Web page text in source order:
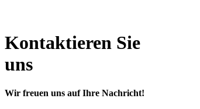
Kontaktieren Sie
uns
Wir freuen uns auf Ihre Nachricht!